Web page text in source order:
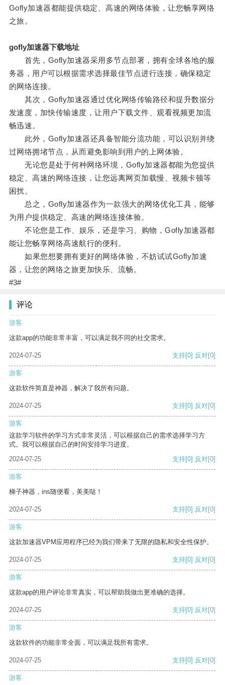
Gofly加速器都能提供稳定、高速的网络体验，让您畅享网络
之旅。
gofly加速器下载地址
首先，Gofly加速器采用多节点部署，拥有全球各地的服
务器，用户可以根据需求选择最佳节点进行连接，确保稳定
的网络连接。
其次，Gofly加速器通过优化网络传输路径和提升数据分
发速度，加快传输速度，让用户下载文件、观看视频更加流
畅迅速。
此外，Gofly加速器还具备智能分流功能，可以识别并绕
过网络拥堵节点，从而避免影响到用户的上网体验。
无论您是处于何种网络环境，Gofly加速器都能为您提供
稳定、高速的网络连接，让您远离网页加载慢、视频卡顿等
困扰。
总之，Gofly加速器作为一款强大的网络优化工具，能够
为用户提供稳定、高速的网络连接体验。
不论您是工作、娱乐，还是学习、购物，Gofly加速器都
能让您畅享网络高速航行的便利。
如果您想要拥有更好的网络体验，不妨试试Gofly加速
器，让您的网络之旅更加快乐、流畅。
#3#
评论
游客
这款app的功能非常丰富，可以满足我不同的社交需求。
2024-07-25 支持[0] 反对[0]
游客
这款软件简直是神器，解决了我所有问题。
2024-07-25 支持[0] 反对[0]
游客
这款学习软件的学习方式非常灵活，可以根据自己的需求选择学习方
式。我可以根据自己的时间安排学习进度。
2024-07-25
支持[0] 反对[0]
游客
梯子神器，ins随便看，美美哒！
2024-07-25 支持[0] 反对[0]
游客
这款加速器VPM应用程序已经为我们带来了无限的隐私和安全性保护。
2024-07-25 支持[0] 反对[0]
游客
这款app的用户评论非常真实，可以帮助我做出更准确的选择。
2024-07-25 支持[0] 反对[0]
游客
这款软件的功能非常全面，可以满足我所有需求。
2024-07-25 支持[0] 反对[0]
游客